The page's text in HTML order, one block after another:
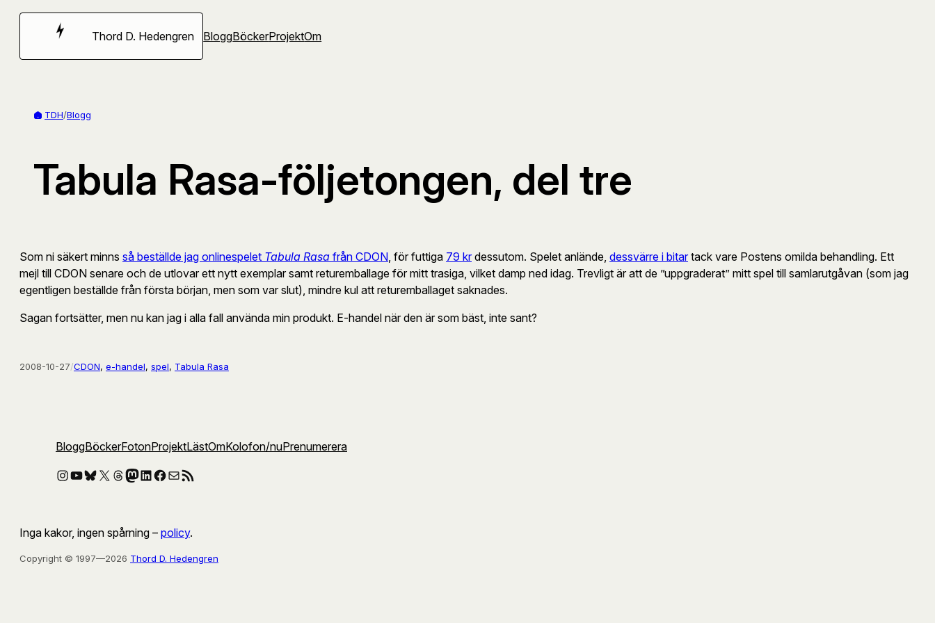
Hoppa
Thord D. Hedengren BloggBöckerProjektOm
TDH/Blogg
Tabula Rasa-följetongen, del tre
Som ni säkert minns så beställde jag onlinespelet Tabula Rasa från CDON , för futtiga 79 kr dessutom. Spelet anlände, dessvärre i bitar tack vare Postens omilda behandling. Ett
mejl till CDON senare och de utlovar ett nytt exemplar samt returemballage för mitt trasiga, vilket damp ned idag. Trevligt är att de ”uppgraderat” mitt spel till samlarutgåvan (som jag
egentligen beställde från första början, men som var slut), mindre kul att returemballaget saknades.
Sagan fortsätter, men nu kan jag i alla fall använda min produkt. E-handel när den är som bäst, inte sant?
2008-10-27/CDON, e-handel, spel, Tabula Rasa
BloggBöckerFotonProjektLästOmKolofon/nuPrenumerera
Instagram
YouTube
Bluesky
X Threads
Mastodon
LinkedIn
Facebook
E-postRSS-flöde
Inga kakor, ingen spårning – policy.
Copyright © 1997—2026 Thord D. Hedengren